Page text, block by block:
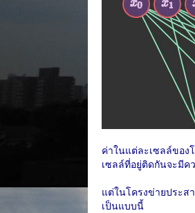
ค่าในแต่ละเซลล์ของ
เซลล์ที่อยู่ติดกันจะมีค
แต่ในโครงข่ายประส
เป็นแบบนี้